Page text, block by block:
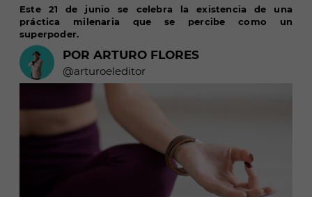
Este 21 de junio se celebra la existencia de una
práctica milenaria que se percibe como un
superpoder.
POR ARTURO FLORES
@arturoeleditor